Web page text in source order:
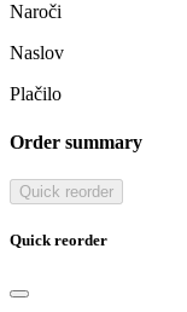
Naroči
Naslov
Plačilo
Order summary
Quick reorder
Quick reorder